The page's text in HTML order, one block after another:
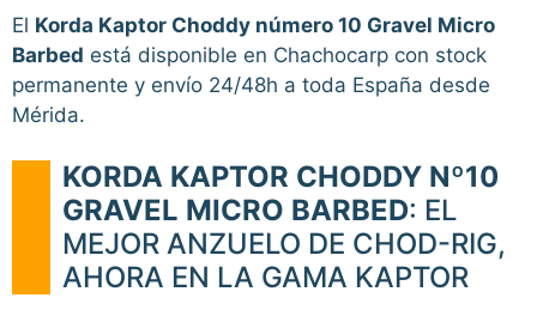
El Korda Kaptor Choddy número 10 Gravel Micro
Barbed está disponible en Chachocarp con stock
permanente y envío 24/48h a toda España desde
Mérida.
KORDA KAPTOR CHODDY Nº10
GRAVEL MICRO BARBED: EL
MEJOR ANZUELO DE CHOD-RIG,
AHORA EN LA GAMA KAPTOR